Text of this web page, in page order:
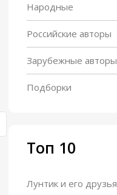
Народные
Российские авторы
Зарубежные авторы
Подборки
Топ 10
Лунтик и его друзья